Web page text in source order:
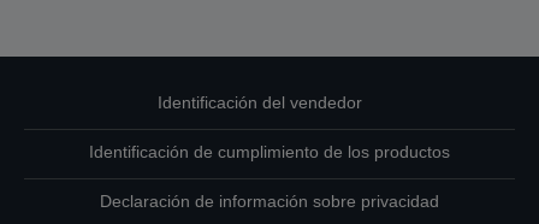
Identificación del vendedor
Identificación de cumplimiento de los productos
Declaración de información sobre privacidad